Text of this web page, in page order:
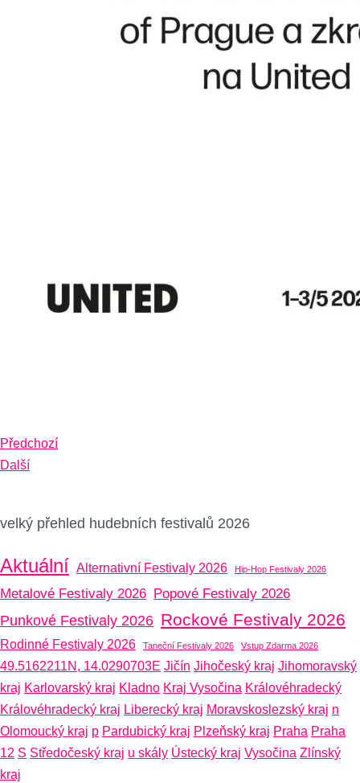
Předchozí
Další
velký přehled hudebních festivalů 2026
Aktuální Alternativní Festivaly 2026 Hip-Hop Festivaly 2026
Metalové Festivaly 2026 Popové Festivaly 2026
Punkové Festivaly 2026 Rockové Festivaly 2026
Rodinné Festivaly 2026 Taneční Festivaly 2026 Vstup Zdarma 2026
49.5162211N, 14.0290703E Jičín Jihočeský kraj Jihomoravský
kraj Karlovarský kraj Kladno Kraj Vysočina Královéhradecký
Královéhradecký kraj Liberecký kraj Moravskoslezský kraj n
Olomoucký kraj p Pardubický kraj Plzeňský kraj Praha Praha
12 S Středočeský kraj u skály Ústecký kraj Vysočina Zlínský
kraj